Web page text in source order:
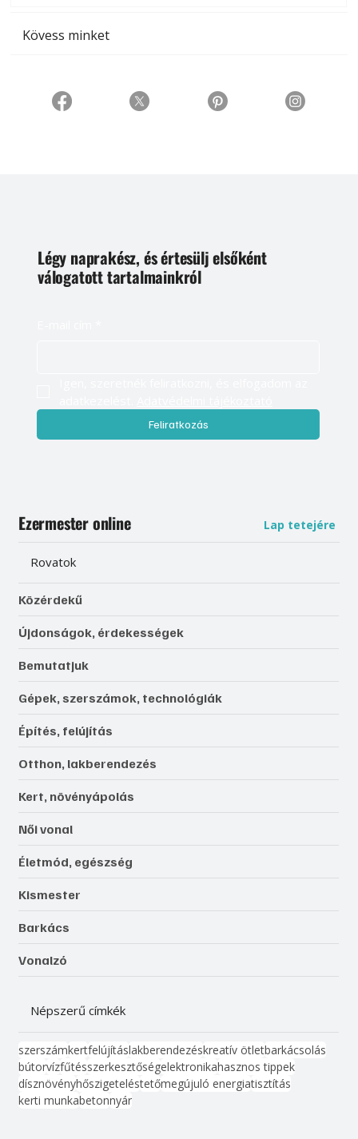
Kövess minket
Légy naprakész, és értesülj elsőként
válogatott tartalmainkról
Feliratkozás
Ezermester online Lap tetejére
Rovatok
Közérdekű
Újdonságok, érdekességek
Bemutatjuk
Gépek, szerszámok, technológiák
Építés, felújítás
Otthon, lakberendezés
Kert, növényápolás
Női vonal
Életmód, egészség
Kismester
Barkács
Vonalzó
Népszerű címkék
szerszámkertfelújításlakberendezéskreatív ötletbarkácsolás
bútorvízfűtésszerkesztőségelektronikahasznos tippek
dísznövényhőszigeteléstetőmegújuló energiatisztítás
kerti munkabetonnyár